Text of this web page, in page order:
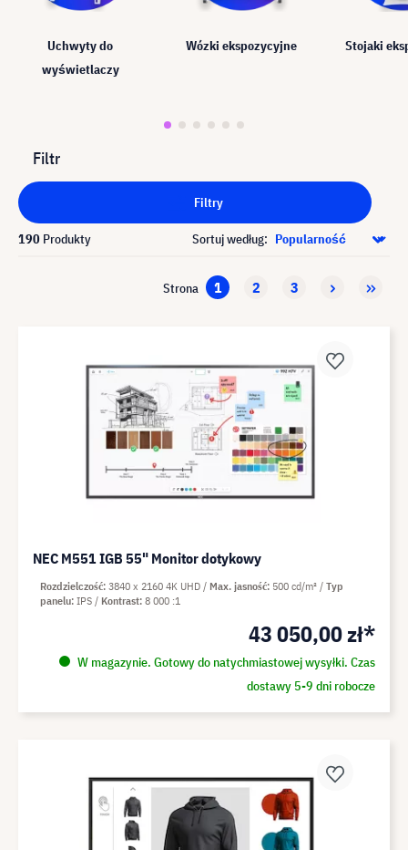
Uchwyty do
wyświetlaczy
Wózki ekspozycyjne Stojaki
Filtr
Filtry
190 Produkty Sortuj według:
Strona 1 2 3
NEC M551 IGB 55" Monitor dotykowy
43 050,00 zł*
W magazynie. Gotowy do natychmiastowej wysyłki. Czas
dostawy 5-9 dni robocze
Rozdzielczość 3840 x 2160 4K UHD Max. jasność 500 cd/m²
Typ
panelu IPS Kontrast 8 000 :1